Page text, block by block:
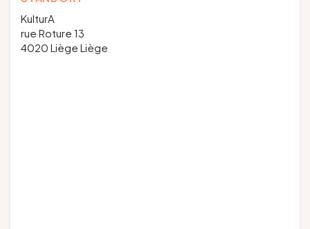
KulturA
rue Roture 13
4020 Liège Liège